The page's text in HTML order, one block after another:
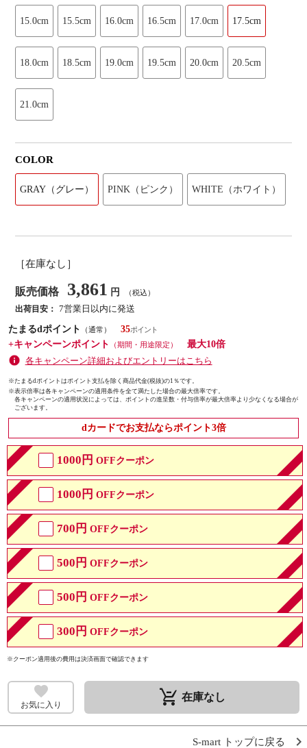
15.0cm 15.5cm 16.0cm 16.5cm 17.0cm 17.5cm
18.0cm 18.5cm 19.0cm 19.5cm 20.0cm 20.5cm
21.0cm
COLOR
GRAY（グレー） PINK（ピンク） WHITE（ホワイト）
［在庫なし］
販売価格 3,861 円 （税込）
出荷目安： 7営業日以内に発送
たまるdポイント
（通常）
35
+キャンペーンポイント
（期間・用途限定）
最大10倍
各キャンペーン詳細およびエントリーはこちら
※たまるdポイントはポイント支払を除く商品代金(税抜)の1％です。
※表示倍率は各キャンペーンの適用条件を全て満たした場合の最大倍率です。
各キャンペーンの適用状況によっては、ポイントの進呈数・付与倍率が最大倍率より少なくなる場合が
ございます。
dカードでお支払ならポイント3倍
1000円 OFFクーポン
1000円 OFFクーポン
700円 OFFクーポン
500円 OFFクーポン
500円 OFFクーポン
300円 OFFクーポン
※クーポン適用後の費用は決済画面で確認できます
お気に入り remove_shopping_cart 在庫なし
S-mart トップに戻る